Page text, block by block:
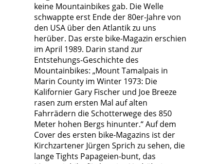
keine Mountainbikes gab. Die Welle
schwappte erst Ende der 80er-Jahre von
den USA über den Atlantik zu uns
herüber. Das erste bike-Magazin erschien
im April 1989. Darin stand zur
Entstehungs-Geschichte des
Mountainbikes: „Mount Tamalpais in
Marin County im Winter 1973: Die
Kalifornier Gary Fischer und Joe Breeze
rasen zum ersten Mal auf alten
Fahrrädern die Schotterwege des 850
Meter hohen Bergs hinunter.“ Auf dem
Cover des ersten bike-Magazins ist der
Kirchzartener Jürgen Sprich zu sehen, die
lange Tights Papageien-bunt, das